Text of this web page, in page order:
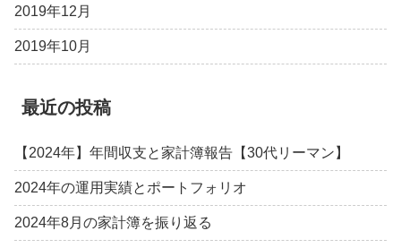
2019年12月
2019年10月
最近の投稿
【2024年】年間収支と家計簿報告【30代リーマン】
2024年の運用実績とポートフォリオ
2024年8月の家計簿を振り返る